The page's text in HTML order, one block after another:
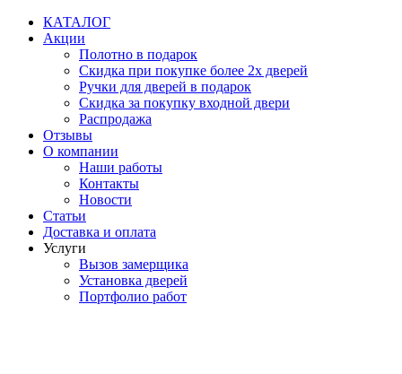
Перейти
содержимому
КАТАЛОГ
Акции
Полотно в подарок
Скидка при покупке более 2х дверей
Ручки для дверей в подарок
Скидка за покупку входной двери
Распродажа
Отзывы
О компании
Наши работы
Контакты
Новости
Статьи
Доставка и оплата
Услуги
Вызов замерщика
Установка дверей
Портфолио работ